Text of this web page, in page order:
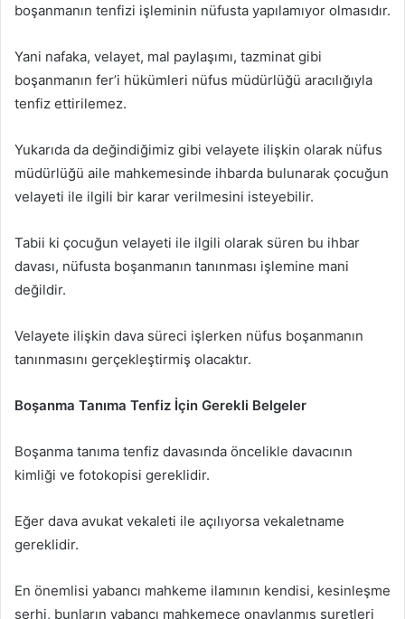
boşanmanın tenfizi işleminin nüfusta yapılamıyor olmasıdır.
Yani nafaka, velayet, mal paylaşımı, tazminat gibi
boşanmanın fer’i hükümleri nüfus müdürlüğü aracılığıyla
tenfiz ettirilemez.
Yukarıda da değindiğimiz gibi velayete ilişkin olarak nüfus
müdürlüğü aile mahkemesinde ihbarda bulunarak çocuğun
velayeti ile ilgili bir karar verilmesini isteyebilir.
Tabii ki çocuğun velayeti ile ilgili olarak süren bu ihbar
davası, nüfusta boşanmanın tanınması işlemine mani
değildir.
Velayete ilişkin dava süreci işlerken nüfus boşanmanın
tanınmasını gerçekleştirmiş olacaktır.
Boşanma Tanıma Tenfiz İçin Gerekli Belgeler
Boşanma tanıma tenfiz davasında öncelikle davacının
kimliği ve fotokopisi gereklidir.
Eğer dava avukat vekaleti ile açılıyorsa vekaletname
gereklidir.
En önemlisi yabancı mahkeme ilamının kendisi, kesinleşme
şerhi, bunların yabancı mahkemece onaylanmış suretleri